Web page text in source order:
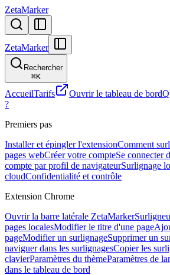
ZetaMarker
ZetaMarker
Rechercher
⌘K
AccueilTarifs Ouvrir le tableau de bord
?
Premiers pas
Installer et épingler l'extensionComment
pages webCréer votre compteSe connecter
compte par profil de navigateurSurlignage
cloudConfidentialité et contrôle
Extension Chrome
Ouvrir la barre latérale ZetaMarker
pages localesModifier le titre d'une page
pageModifier un surlignageSupprimer un
naviguer dans les surlignagesCopier les
clavierParamètres du thèmeParamètres de
dans le tableau de bord